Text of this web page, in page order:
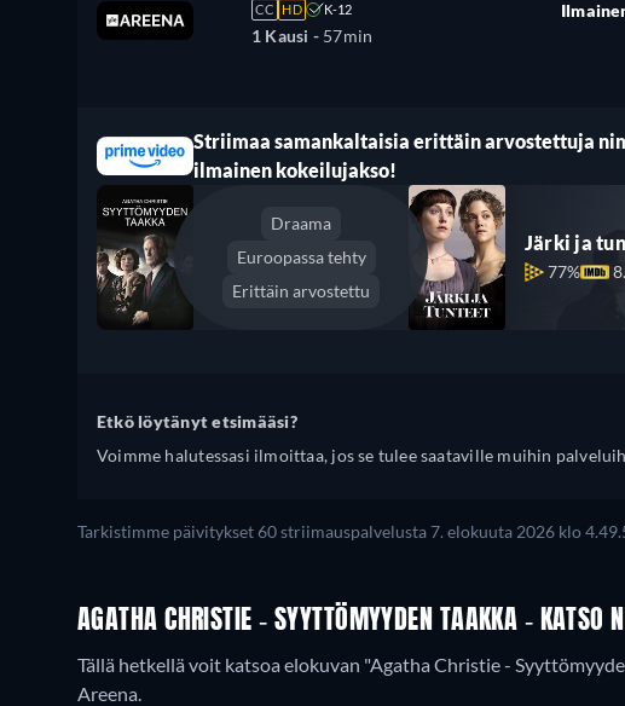
CC HD K-12
1 Kausi - 57min
Striimaa samankaltaisia erittäin arvostettuja
ilmainen kokeilujakso!
Draama
Euroopassa tehty
Erittäin arvostettu
Järki ja
77%
Etkö löytänyt etsimääsi?
Voimme halutessasi ilmoittaa, jos se tulee saataville muihin
Tarkistimme päivitykset 60 striimauspalvelusta 7. elokuuta 2026 klo
AGATHA CHRISTIE - SYYTTÖMYYDEN TAAKKA - KATSO
Tällä hetkellä voit katsoa elokuvan "Agatha Christie -
Areena.